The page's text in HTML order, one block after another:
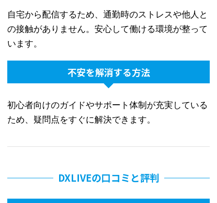
自宅から配信するため、通勤時のストレスや他人と
の接触がありません。安心して働ける環境が整って
います。
不安を解消する方法
初心者向けのガイドやサポート体制が充実している
ため、疑問点をすぐに解決できます。
DXLIVEの口コミと評判